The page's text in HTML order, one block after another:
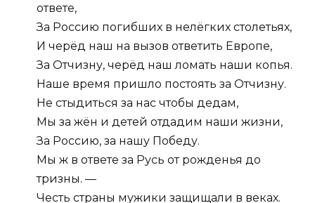
ответе,
За Россию погибших в нелёгких столетьях,
И черёд наш на вызов ответить Европе,
За Отчизну, черёд наш ломать наши копья.
Наше время пришло постоять за Отчизну.
Не стыдиться за нас чтобы дедам,
Мы за жён и детей отдадим наши жизни,
За Россию, за нашу Победу.
Мы ж в ответе за Русь от рожденья до
тризны. —
Честь страны мужики защищали в веках.